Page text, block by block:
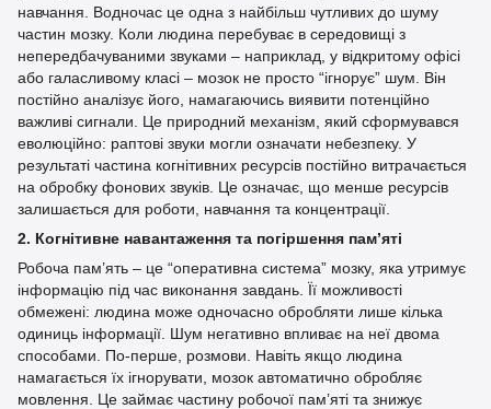
навчання. Водночас це одна з найбільш чутливих до шуму
частин мозку. Коли людина перебуває в середовищі з
непередбачуваними звуками – наприклад, у відкритому офісі
або галасливому класі – мозок не просто “ігнорує” шум. Він
постійно аналізує його, намагаючись виявити потенційно
важливі сигнали. Це природний механізм, який сформувався
еволюційно: раптові звуки могли означати небезпеку. У
результаті частина когнітивних ресурсів постійно витрачається
на обробку фонових звуків. Це означає, що менше ресурсів
залишається для роботи, навчання та концентрації.
2. Когнітивне навантаження та погіршення пам’яті
Робоча пам’ять – це “оперативна система” мозку, яка утримує
інформацію під час виконання завдань. Її можливості
обмежені: людина може одночасно обробляти лише кілька
одиниць інформації. Шум негативно впливає на неї двома
способами. По-перше, розмови. Навіть якщо людина
намагається їх ігнорувати, мозок автоматично обробляє
мовлення. Це займає частину робочої пам’яті та знижує